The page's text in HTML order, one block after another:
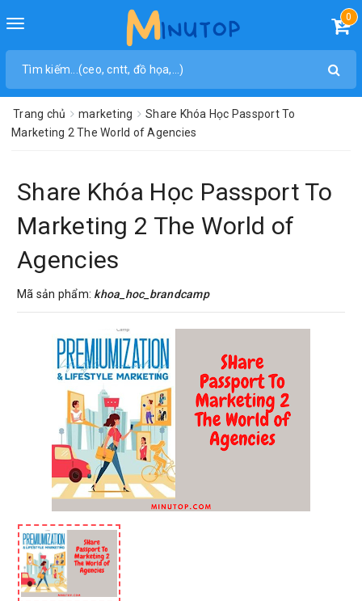
Toggle
0
Trang chủ marketing
Share Khóa Học Passport To
Marketing 2 The World of Agencies
Share Khóa Học Passport To
Marketing 2 The World of
Agencies
Mã sản phẩm: khoa_hoc_brandcamp